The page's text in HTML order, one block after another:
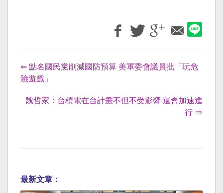
⇐ 點名國民黨削減國防預算 美軍委會議員批「玩危
險遊戲」
魏哲家：台積電在台計畫不但不受影響 還會加速進
行 ⇒
最新文章：